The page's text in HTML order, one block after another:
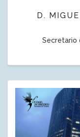
D.
Secretario